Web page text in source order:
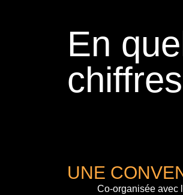
En
UNE
Co-organisée avec